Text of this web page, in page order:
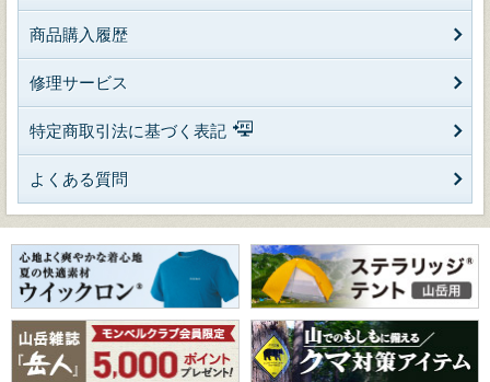
商品購入履歴
修理サービス
特定商取引法に基づく表記
よくある質問